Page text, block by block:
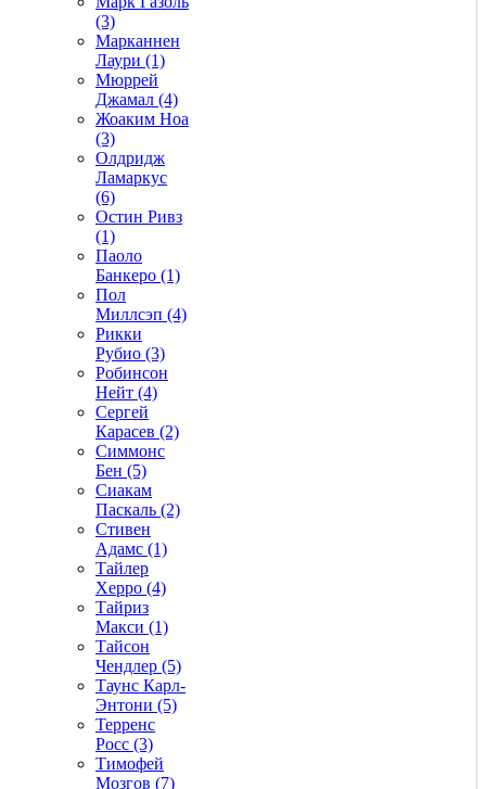
(3)
Марканнен
Лаури (1)
Мюррей
Джамал (4)
Жоаким Ноа
(3)
Олдридж
Ламаркус
(6)
Остин Ривз
(1)
Паоло
Банкеро (1)
Пол
Миллсэп (4)
Рикки
Рубио (3)
Робинсон
Нейт (4)
Сергей
Карасев (2)
Симмонс
Бен (5)
Сиакам
Паскаль (2)
Стивен
Адамс (1)
Тайлер
Херро (4)
Тайриз
Макси (1)
Тайсон
Чендлер (5)
Таунс Карл-
Энтони (5)
Терренс
Росс (3)
Тимофей
Мозгов (7)